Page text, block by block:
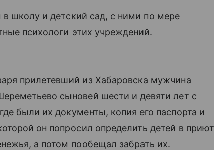
школу и детский сад, с ними по мере
психологи этих учреждений.
прилетевший из Хабаровска мужчина
сыновей шести и девяти лет с
были их документы, копия его паспорта и
он попросил определить детей в приют
а потом пообещал забрать их.